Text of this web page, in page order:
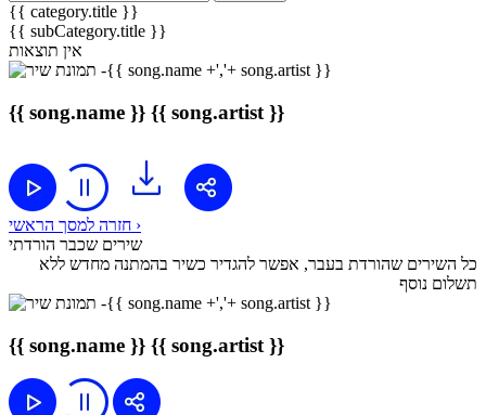
{{ category.title }}
{{ subCategory.title }}
אין תוצאות
{{ song.name }} {{ song.artist }}
חזרה למסך הראשי ›
שירים שכבר הורדתי
כל השירים שהורדת בעבר, אפשר להגדיר כשיר בהמתנה מחדש ללא
תשלום נוסף
{{ song.name }} {{ song.artist }}